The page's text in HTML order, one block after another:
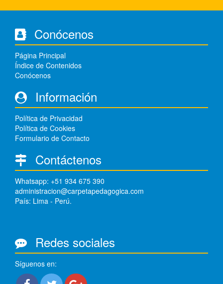
Conócenos
Página Principal
Índice de Contenidos
Conócenos
Información
Política de Privacidad
Política de Cookies
Formulario de Contacto
Contáctenos
Whatsapp: +51 934 675 390
administracion@carpetapedagogica.com
País: Lima - Perú.
Redes sociales
Síguenos en: